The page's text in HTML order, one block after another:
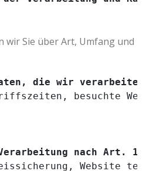
wir Sie über Art, Umfang und
die wir verarbeiten
besuchte
nach Art. 13
Website